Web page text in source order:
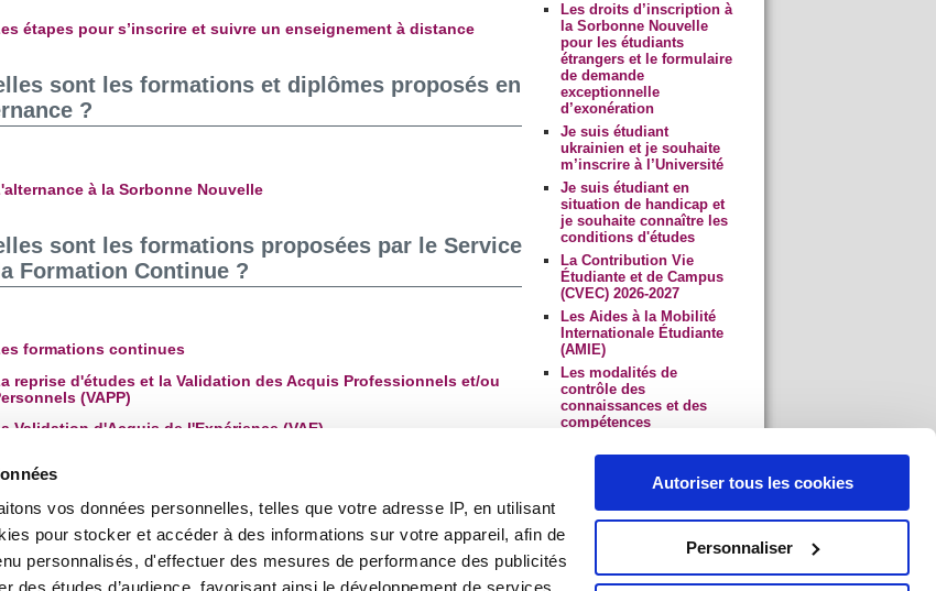
vos données personnelles, telles que votre adresse IP, en utilisant
pour stocker et accéder à des informations sur votre appareil, afin de
personnalisés, d'effectuer des mesures de performance des publicités
Autoriser tous les cookies
Personnaliser
étapes pour s’inscrire et suivre un enseignement à distance
sont les formations et diplômes proposés en
?
à la Sorbonne Nouvelle
sont les formations proposées par le Service
Formation Continue ?
formations continues
reprise d'études et la Validation des Acquis Professionnels et/ou
(VAPP)
Validation d'Acquis de l'Expérience (VAE)
Les droits d’inscription à
la Sorbonne Nouvelle
pour les étudiants
étrangers et le formulaire
de demande
exceptionnelle
d’exonération
Je suis étudiant
ukrainien et je souhaite
m’inscrire à l’Université
Je suis étudiant en
situation de handicap et
je souhaite connaître les
conditions d'études
La Contribution Vie
Étudiante et de Campus
(CVEC) 2026-2027
Les Aides à la Mobilité
Internationale Étudiante
(AMIE)
Les modalités de
contrôle des
connaissances et des
compétences
et des examens
Régime spécial d'études
Inscriptions
pédagogiques
document associé